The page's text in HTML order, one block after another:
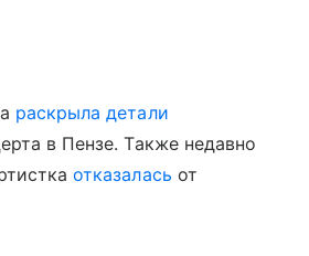
раскрыла детали
в Пензе. Также недавно
отказалась от